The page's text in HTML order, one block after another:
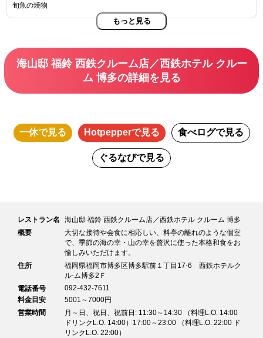
旬魚の焼物
【酢物】
本日の酢の物
季節の御飯
【デザート】
季節のデザート
もっと見る
海山邸 福鈴 西鉄クルーム店／西鉄ホテル クルー
ム 博多の詳細を見る
一休で見る Hotpepperで見る 食べログで見る
ぐるなびで見る
レストラン名
海山邸 福鈴 西鉄クルーム店／西鉄ホテル クルーム 博多
概要
大切な接待や会食に相応しい、料亭の離れのような個室
で、季節の海の幸・山の幸を贅沢に使った本格和食をお
愉しみいただけます。
住所
福岡県福岡市博多区博多駅前１丁目17-6 西鉄ホテルク
ル-ム博多2Ｆ
電話番号
092-432-7611
料金目安
5001～7000円
営業時間
月～日、祝日、祝前日: 11:30～14:30 （料理L.O. 14:00
ドリンクL.O. 14:00）17:00～23:00 （料理L.O. 22:00 ド
リンクL.O. 22:00）